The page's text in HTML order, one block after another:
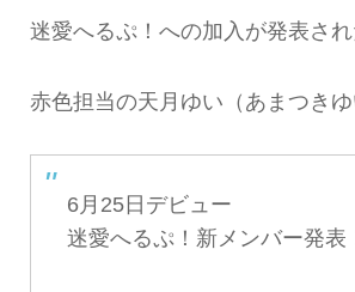
迷愛へるぷ！への加入が発表さ
赤色担当の天月ゆい（あまつきゆ
6月25日デビュー
迷愛へるぷ！新メンバー発表